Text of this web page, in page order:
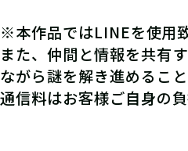
※本作品ではLINEを使用致
また、仲間と情報を共有
ながら謎を解き進めること
通信料はお客様ご自身の負